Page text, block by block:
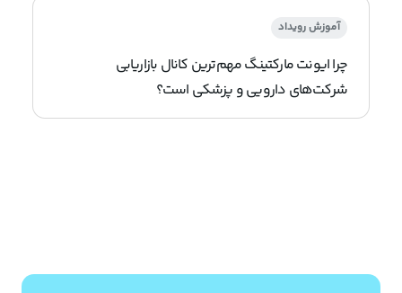
آموزش رویداد
چرا ایونت مارکتینگ مهم‌ترین کانال بازاریابی
شرکت‌های دارویی و پزشکی است؟